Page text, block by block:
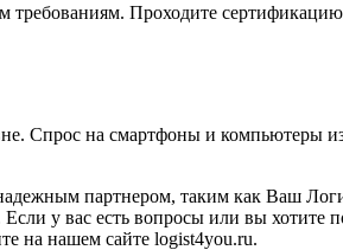
Проходите
Спрос на смартфоны и компьютеры
партнером, таким как Ваш
у вас есть вопросы или вы хотите
на нашем сайте logist4you.ru.